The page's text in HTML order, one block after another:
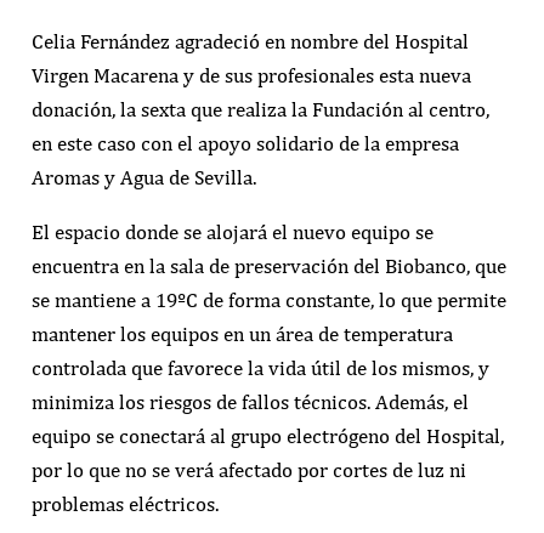
Celia Fernández agradeció en nombre del Hospital
Virgen Macarena y de sus profesionales esta nueva
donación, la sexta que realiza la Fundación al centro,
en este caso con el apoyo solidario de la empresa
Aromas y Agua de Sevilla.
El espacio donde se alojará el nuevo equipo se
encuentra en la sala de preservación del Biobanco, que
se mantiene a 19ºC de forma constante, lo que permite
mantener los equipos en un área de temperatura
controlada que favorece la vida útil de los mismos, y
minimiza los riesgos de fallos técnicos. Además, el
equipo se conectará al grupo electrógeno del Hospital,
por lo que no se verá afectado por cortes de luz ni
problemas eléctricos.